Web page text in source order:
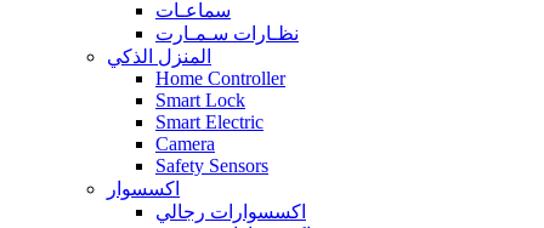
سماعـات
نظـارات سـمـارت
المنزل الذكي
Home Controller
Smart Lock
Smart Electric
Camera
Safety Sensors
اكسسوار
اكسسوارات رجالي